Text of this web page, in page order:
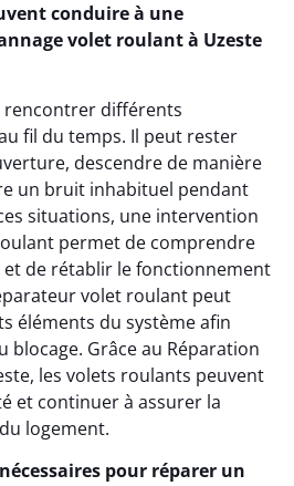
conduire à une
volet roulant à Uzeste
différents
fil du temps. Il peut rester
descendre de manière
un bruit inhabituel pendant
situations, une intervention
permet de comprendre
et de rétablir le fonctionnement
volet roulant peut
éléments du système afin
blocage. Grâce au Réparation
les volets roulants peuvent
et continuer à assurer la
logement.
pour réparer un